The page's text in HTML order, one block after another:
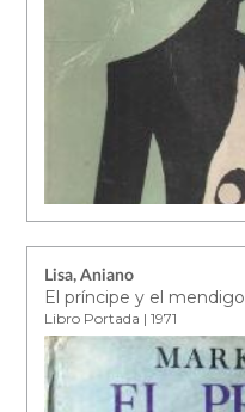
Lisa, Aniano
El príncipe y el mendigo
Libro Portada | 1971